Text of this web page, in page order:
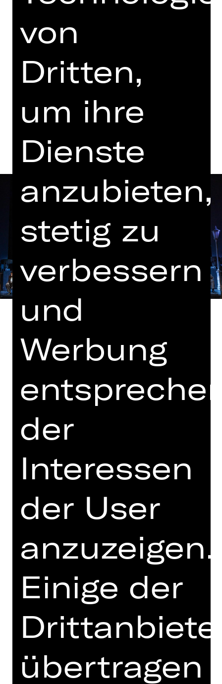
Opernhaus
Abo P MT
Termine in aktueller Spielzeit
Termine und Besetzung
In deutscher Sprache mit deutschen
In Zusammenarbeit mit der
Bayerischen Theaterakademie August
Everding
Hinweis auf sensible Inhalte
Mr. Peachum und seine Frau
betreiben ein florierendes Bettler-
Unternehmen in London, aber privat
läuft es leider nicht so gut. Ihre
einzige Tochter Polly hat sich in
Mackie Messer verliebt, Englands
Ganoven. Der ist nur deshalb noch
auf freiem Fuß, weil er den Polizeichef
Luft wird dünner.
Brechts Gauner-Komödie zelebriert
mithilfe von Weills Ohrwurm-Musik die
menschliche Schlechtigkeit so
Mond über Soho vor Staunen
erblasst.
von
Dritten,
um ihre
Dienste
anzubieten,
stetig zu
verbessern
und
Werbung
der
Interessen
der User
anzuzeigen.
Einige der
übertragen